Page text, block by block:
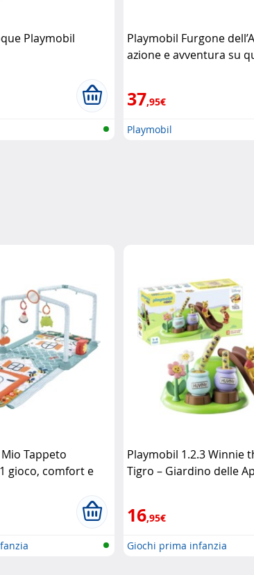
Playmobil
Playmobil Furgone
azione e avventura su
37,95€
Playmobil
Tappeto
gioco, comfort e
Playmobil 1.2.3 Winnie
Tigro – Giardino delle
16,95€
Giochi prima infanzia